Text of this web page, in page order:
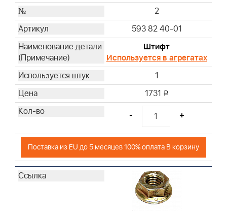
43
67
73
76
2
593 82 40-01
Штифт
Используется в агрегатах
1
1731 i
- +
Поставка из EU до 5 месяцев 100% оплата В корзину